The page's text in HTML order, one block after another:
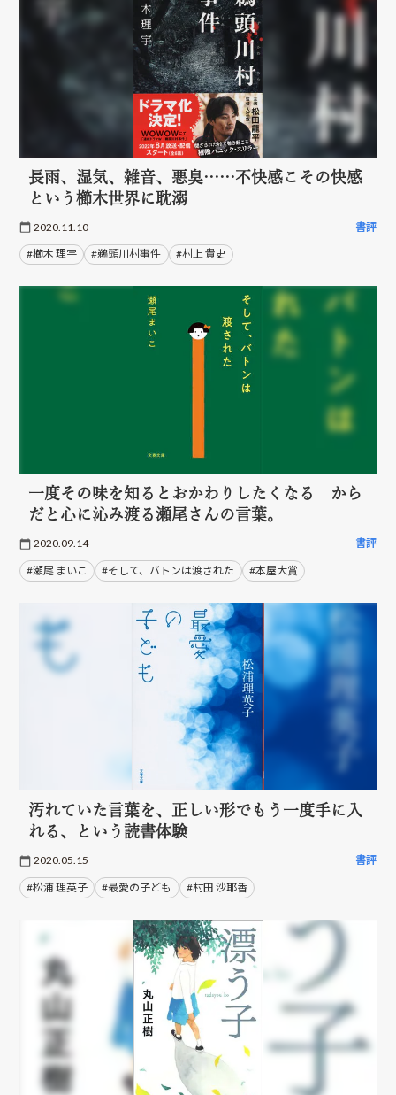
長雨、湿気、雑音、悪臭……不快感こその快感
という櫛木世界に耽溺
2020.11.10 書評
#櫛木 理宇 #鵜頭川村事件 #村上 貴史
一度その味を知るとおかわりしたくなる から
だと心に沁み渡る瀬尾さんの言葉。
2020.09.14 書評
#瀬尾 まいこ #そして、バトンは渡された #本屋大賞
汚れていた言葉を、正しい形でもう一度手に入
れる、という読書体験
2020.05.15 書評
#松浦 理英子 #最愛の子ども #村田 沙耶香